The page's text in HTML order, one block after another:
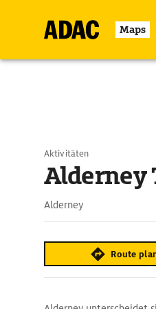
Maps
Aktivitäten
Alderney
Alderney
Route